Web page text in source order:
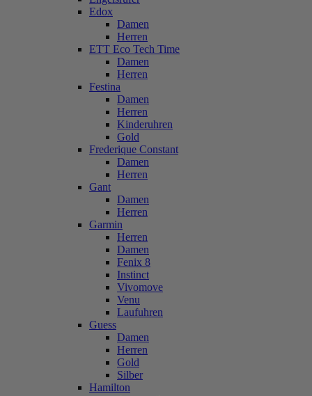
Edox
Damen
Herren
ETT Eco Tech Time
Damen
Herren
Festina
Damen
Herren
Kinderuhren
Gold
Frederique Constant
Damen
Herren
Gant
Damen
Herren
Garmin
Herren
Damen
Fenix 8
Instinct
Vivomove
Venu
Laufuhren
Guess
Damen
Herren
Gold
Silber
Hamilton